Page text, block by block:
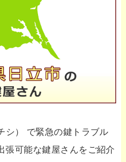
シ） で緊急の鍵トラブル
張可能な鍵屋さんをご紹介